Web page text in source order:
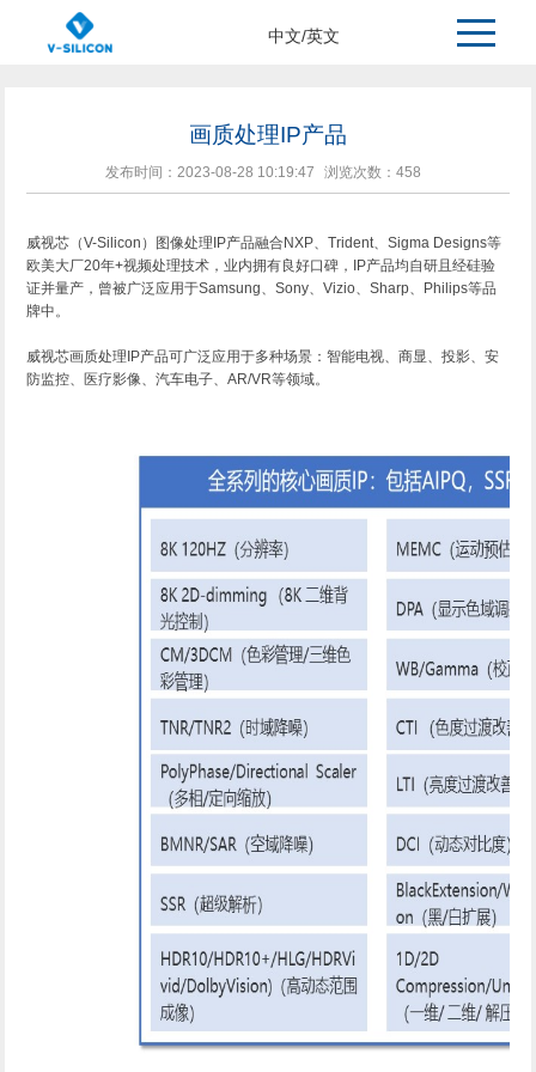
中文/英文
>产品中心
画质处理IP产品
发布时间：2023-08-28 10:19:47 浏览次数： 458
威视芯（V-Silicon）图像处理IP产品融合NXP、Trident、Sigma Designs等
欧美大厂20年+视频处理技术，业内拥有良好口碑，IP产品均自研且经硅验
证并量产，曾被广泛应用于Samsung、Sony、Vizio、Sharp、Philips等品
牌中。
威视芯画质处理IP产品可广泛应用于多种场景：智能电视、商显、投影、安
防监控、医疗影像、汽车电子、AR/VR等领域。